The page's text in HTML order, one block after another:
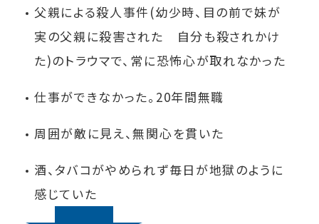
父親による殺人事件(幼少時、目の前で妹が
実の父親に殺害された 自分も殺されかけ
た)のトラウマで、常に恐怖心が取れなかった
仕事ができなかった。20年間無職
周囲が敵に見え、無関心を貫いた
酒、タバコがやめられず毎日が地獄のように
感じていた